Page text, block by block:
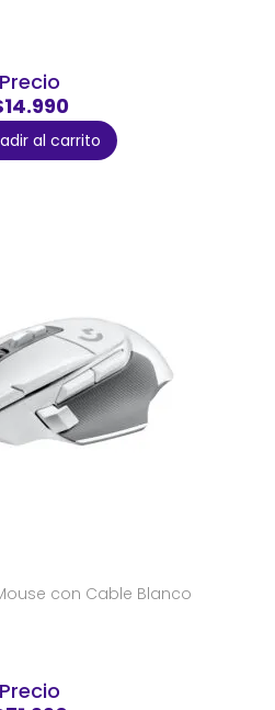
Precio
al carrito
con Cable Blanco
Precio